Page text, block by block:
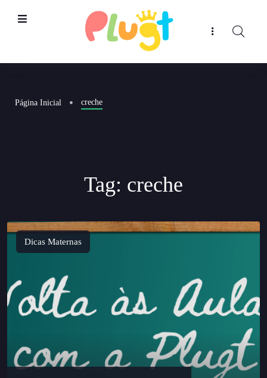
Página Inicial creche
Tag: creche
Dicas Maternas